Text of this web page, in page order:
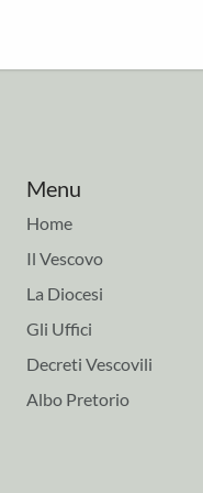
Menu
Home
Il Vescovo
La Diocesi
Gli Uffici
Decreti Vescovili
Albo Pretorio